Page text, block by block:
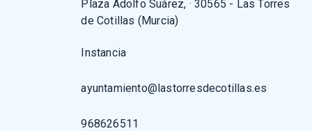
Plaza Adolfo Suárez, · 30565 - Las Torres
de Cotillas (Murcia)
Instancia
ayuntamiento@lastorresdecotillas.es
968626511